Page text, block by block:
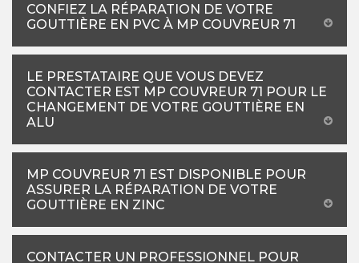
CONFIEZ LA RÉPARATION DE VOTRE
GOUTTIÈRE EN PVC À MP COUVREUR 71
LE PRESTATAIRE QUE VOUS DEVEZ
CONTACTER EST MP COUVREUR 71 POUR LE
CHANGEMENT DE VOTRE GOUTTIÈRE EN
ALU
MP COUVREUR 71 EST DISPONIBLE POUR
ASSURER LA RÉPARATION DE VOTRE
GOUTTIÈRE EN ZINC
CONTACTER UN PROFESSIONNEL POUR